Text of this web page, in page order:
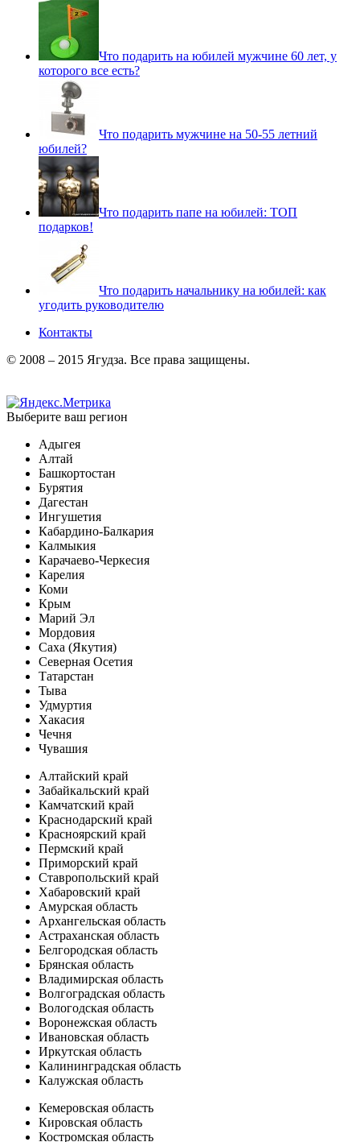
Что подарить на юбилей мужчине 60 лет, у
которого все есть?
Что подарить мужчине на 50-55 летний
юбилей?
Что подарить папе на юбилей: ТОП
подарков!
Что подарить начальнику на юбилей: как
угодить руководителю
Контакты
© 2008 – 2015 Ягудза. Все права защищены.
Выберите ваш регион
Адыгея
Алтай
Башкортостан
Бурятия
Дагестан
Ингушетия
Кабардино-Балкария
Калмыкия
Карачаево-Черкесия
Карелия
Коми
Крым
Марий Эл
Мордовия
Саха (Якутия)
Северная Осетия
Татарстан
Тыва
Удмуртия
Хакасия
Чечня
Чувашия
Алтайский край
Забайкальский край
Камчатский край
Краснодарский край
Красноярский край
Пермский край
Приморский край
Ставропольский край
Хабаровский край
Амурская область
Архангельская область
Астраханская область
Белгородская область
Брянская область
Владимирская область
Волгоградская область
Вологодская область
Воронежская область
Ивановская область
Иркутская область
Калининградская область
Калужская область
Кемеровская область
Кировская область
Костромская область